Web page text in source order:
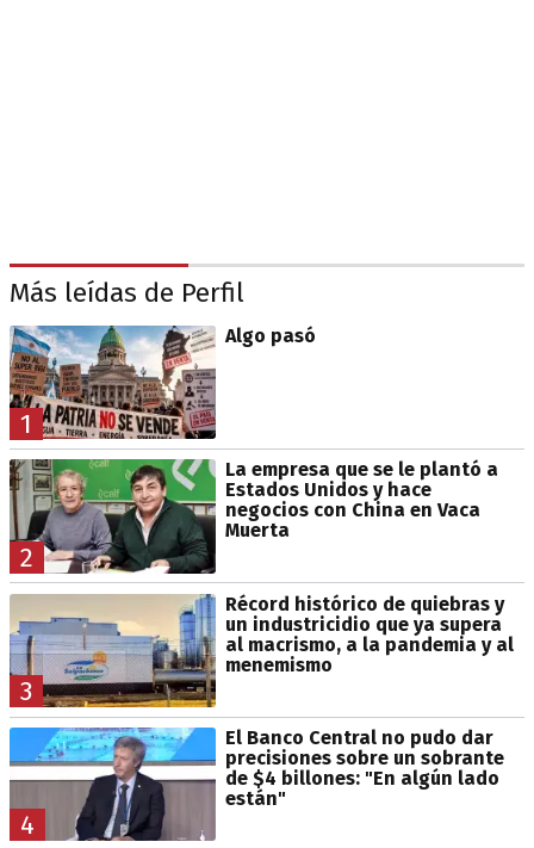
Más leídas de Perfil
1
Algo pasó
2
La empresa que se le plantó a
Estados Unidos y hace
negocios con China en Vaca
Muerta
3
Récord histórico de quiebras y
un industricidio que ya supera
al macrismo, a la pandemia y al
menemismo
4
El Banco Central no pudo dar
precisiones sobre un sobrante
de $4 billones: "En algún lado
están"